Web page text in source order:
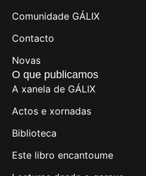
Comunidade GÁLIX
Contacto
Novas
O que publicamos
A xanela de GÁLIX
Actos e xornadas
Biblioteca
Este libro encantoume